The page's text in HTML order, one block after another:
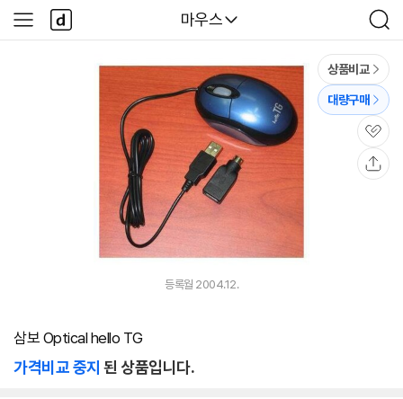
다나와
마우스
검
색
사
이
다
나
와
상품비교
대량구매
관
심
등록월 2004.12.
삼보 Optical hello TG
가격비교 중지 된 상품입니다.